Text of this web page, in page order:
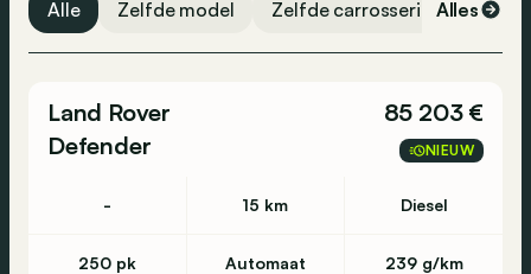
Dodehoekassistent
Cruise control
Automatische verlichting
Alle Zelfde model Zelfde carrosserievorm
Alles
Land Rover
Defender
85 203 €
NIEUW
- 15 km Diesel
250 pk Automaat 239 g/km